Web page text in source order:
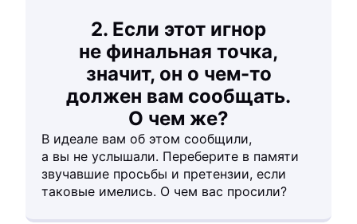
2. Если этот игнор
не финальная точка,
значит, он о чем-то
должен вам сообщать.
О чем же?
В идеале вам об этом сообщили,
а вы не услышали. Переберите в памяти
звучавшие просьбы и претензии, если
таковые имелись. О чем вас просили?